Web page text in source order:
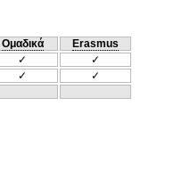
Ομαδικά
Erasmus
✓
✓
✓
✓